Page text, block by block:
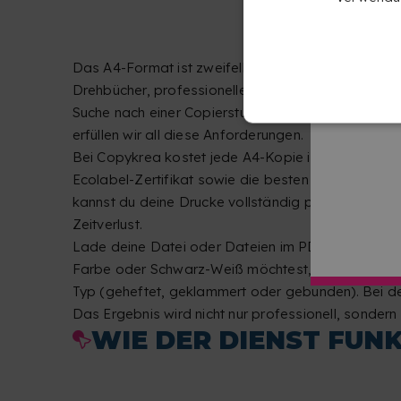
Das A4-Format ist zweifellos das am häufigsten
Drehbücher, professionelle Unterlagen usw.
Suche nach einer Copierstube, die dir die
erfüllen wir all diese Anforderungen.
Bei Copykrea kostet jede A4-Kopie in Schwarz-
Ecolabel-Zertifikat sowie die besten
kannst du deine Drucke vollständig
Zeitverlust.
Lade deine Datei oder Dateien im PDF-Format
Farbe oder Schwarz-Weiß möchtest, beidseitig
Typ (geheftet, geklammert oder gebunden). Bei
Das Ergebnis wird nicht nur professionell,
WIE DER DIENST